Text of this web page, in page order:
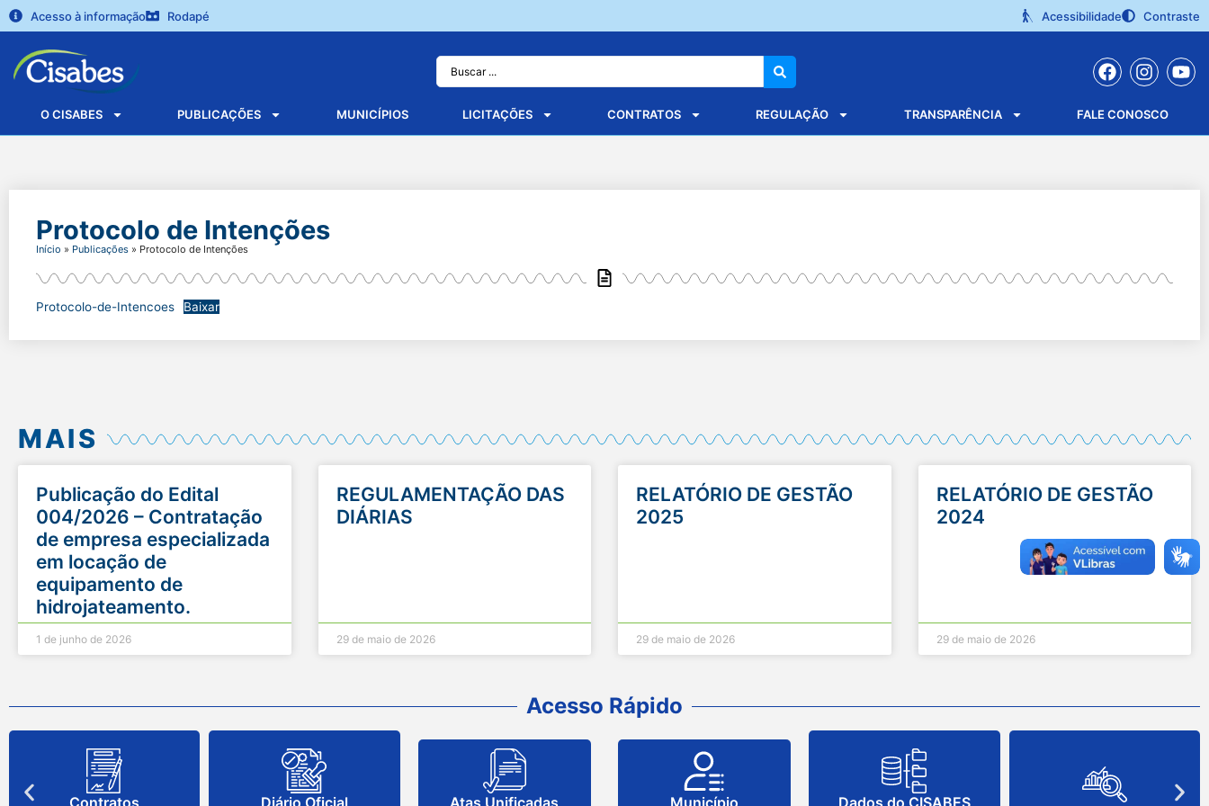
Acesso à informação Rodapé Acessibilidade Contraste
O CISABES PUBLICAÇÕES MUNICÍPIOS LICITAÇÕES CONTRATOS REGULAÇÃO TRANSPARÊNCIA FALE CONOSCO
Protocolo de Intenções
Início » Publicações » Protocolo de Intenções
Protocolo-de-Intencoes Baixar
MAIS
Publicação do Edital
004/2026 – Contratação
de empresa especializada
em locação de
equipamento de
hidrojateamento.
1 de junho de 2026
REGULAMENTAÇÃO DAS
DIÁRIAS
29 de maio de 2026
RELATÓRIO DE GESTÃO
2025
29 de maio de 2026
RELATÓRIO DE GESTÃO
2024
29 de maio de 2026
Acesso Rápido